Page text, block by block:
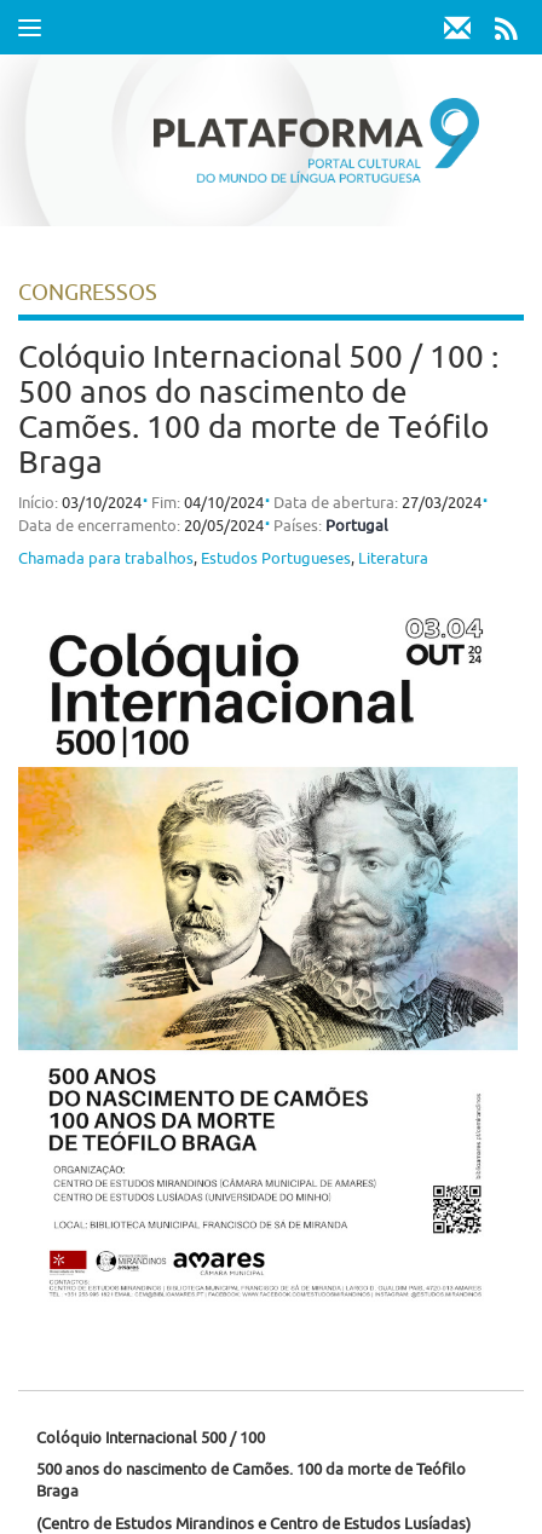
Toggle
CONGRESSOS
Colóquio Internacional 500 / 100 :
500 anos do nascimento de
Camões. 100 da morte de Teófilo
Braga
Início: 03/10/2024⋅ Fim: 04/10/2024⋅ Data de abertura: 27/03/2024⋅
Data de encerramento: 20/05/2024⋅ Países: Portugal
Chamada para trabalhos, Estudos Portugueses, Literatura
Colóquio Internacional 500 / 100
500 anos do nascimento de Camões. 100 da morte de Teófilo
Braga
(Centro de Estudos Mirandinos e Centro de Estudos Lusíadas)